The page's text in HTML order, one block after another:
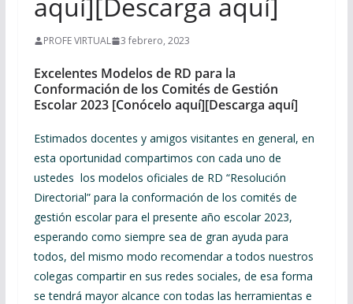
PROFE VIRTUAL 3 febrero, 2023
Excelentes Modelos de RD para la
Conformación de los Comités de Gestión
Escolar 2023 [Conócelo aquí][Descarga aquí]
Estimados docentes y amigos visitantes en general, en
esta oportunidad compartimos con cada uno de
ustedes los modelos oficiales de RD “Resolución
Directorial” para la conformación de los comités de
gestión escolar para el presente año escolar 2023,
esperando como siempre sea de gran ayuda para
todos, del mismo modo recomendar a todos nuestros
colegas compartir en sus redes sociales, de esa forma
se tendrá mayor alcance con todas las herramientas e